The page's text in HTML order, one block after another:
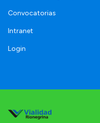
Convocatorias
Intranet
Login